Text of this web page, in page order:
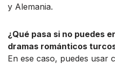
y Alemania.
¿Qué pasa si no puedes
dramas románticos
En ese caso, puedes usar